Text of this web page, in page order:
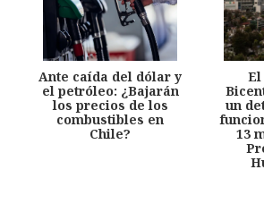
Ante caída del dólar y
el petróleo: ¿Bajarán
los precios de los
combustibles en
Chile?
un
13